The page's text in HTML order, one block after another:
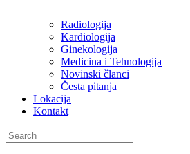
Radiologija
Kardiologija
Ginekologija
Medicina i Tehnologija
Novinski članci
Česta pitanja
Lokacija
Kontakt